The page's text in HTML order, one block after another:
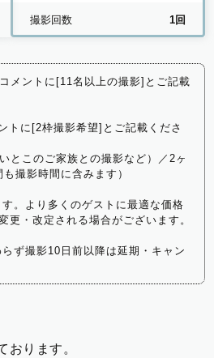
撮影回数 1回
メントに[11名以上の撮影]とご記載
トに[2枠撮影希望]とご記載くださ
とこのご家族との撮影など）／2ヶ
撮影時間に含みます）
。より多くのゲストに最適な価格
・改定される場合がございます。
ず撮影10日前以降は延期・キャン
ります。